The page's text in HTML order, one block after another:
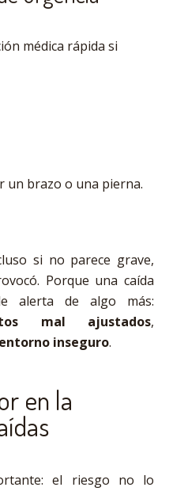
médica rápida si
un brazo o una pierna.
si no parece grave,
Porque una caída
alerta de algo más:
mal ajustados,
entorno inseguro.
en la
el riesgo no lo